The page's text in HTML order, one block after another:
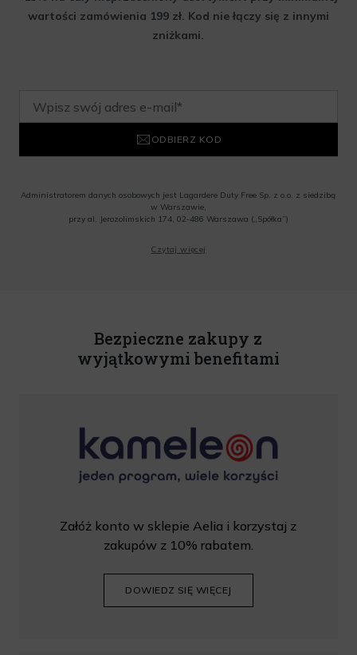
wartości zamówienia 199 zł. Kod nie łączy się z innymi
zniżkami.
ODBIERZ KOD
Administratorem danych osobowych jest Lagardere Duty Free Sp. z o.o. z siedzibą
w Warszawie,
przy al. Jerozolimskich 174, 02-486 Warszawa („Spółka”)
o.o. informacji handlowych, w tym newslettera, informacji o promocjach i
Czytaj więcej
Bezpieczne zakupy z
wyjątkowymi benefitami
Załóż konto w sklepie Aelia i korzystaj z
zakupów z 10% rabatem.
DOWIEDZ SIĘ WIĘCEJ